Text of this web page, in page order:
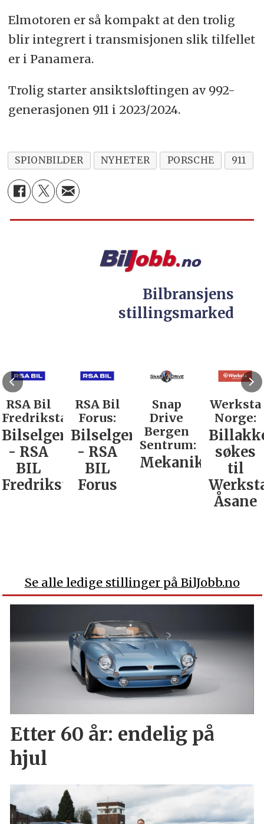
Elmotoren er så kompakt at den trolig
blir integrert i transmisjonen slik tilfellet
er i Panamera.
Trolig starter ansiktsløftingen av 992-
generasjonen 911 i 2023/2024.
SPIONBILDER NYHETER PORSCHE 911
Bilbransjens
stillingsmarked
RSA Bil
Fredrikstad:
Bilselger
- RSA
BIL
Fredrikstad
RSA Bil
Forus:
Bilselger
- RSA
BIL
Forus
Snap
Drive
Bergen
Sentrum:
Mekaniker
Werksta
Norge:
søkes
til
Åsane
Se alle ledige stillinger på BilJobb.no
Etter 60 år: endelig på
hjul